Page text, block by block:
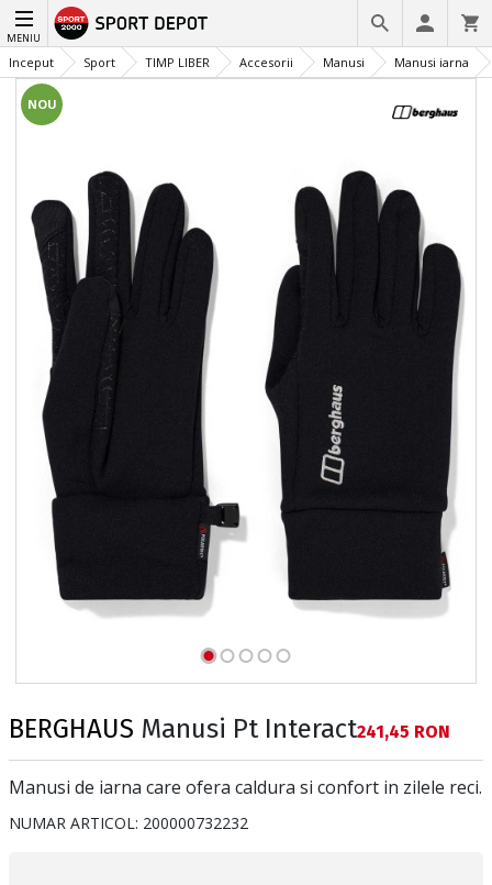
MENIU
Inceput Sport TIMP LIBER Accesorii Manusi Manusi iarna
NOU
BERGHAUS Manusi Pt InteractТекуща цена:
241,45 RON
Manusi de iarna care ofera caldura si confort in zilele reci.
NUMAR ARTICOL: 200000732232